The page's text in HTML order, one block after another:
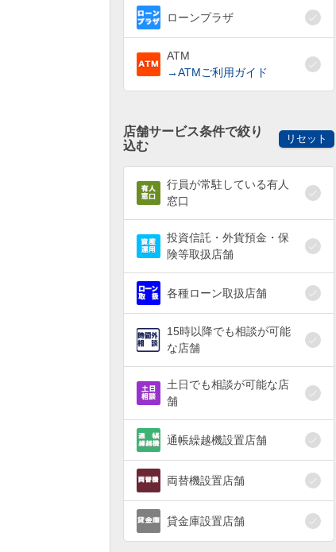
ローンプラザ
ATM
→ATMご利用ガイド
店舗サービス条件で絞り
込む
リセット
行員が常駐している有人
窓口
投資信託・外貨預金・保
険等取扱店舗
各種ローン取扱店舗
15時以降でも相談が可能
な店舗
土日でも相談が可能な店
舗
通帳繰越機設置店舗
両替機設置店舗
貸金庫設置店舗